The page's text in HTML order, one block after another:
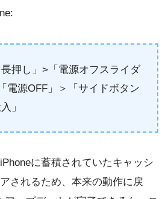
長押し」>「電源オフスライダ
電源OFF」＞「サイドボタン
」
に蓄積されていたキャッシ
されるため、本来の動作に戻